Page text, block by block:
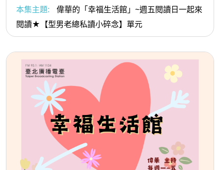
本集主題:
偉華的「幸福生活館」~週五閱讀日一起來
閱讀★【型男老總私讀小碎念】單元